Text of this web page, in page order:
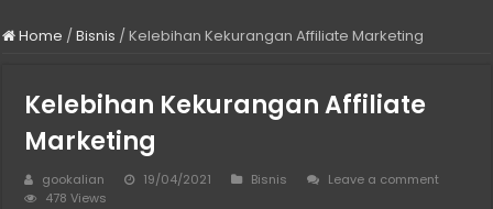
Home / Bisnis / Kelebihan Kekurangan Affiliate Marketing
Kelebihan Kekurangan Affiliate
Marketing
gookalian 19/04/2021 Bisnis
Leave a comment
478 Views